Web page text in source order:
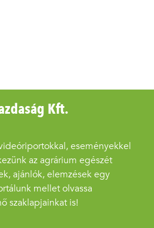
Kft.
eseményekkel
az agrárium egészét
ajánlók, elemzések egy
mellet olvassa
szaklapjainkat is!